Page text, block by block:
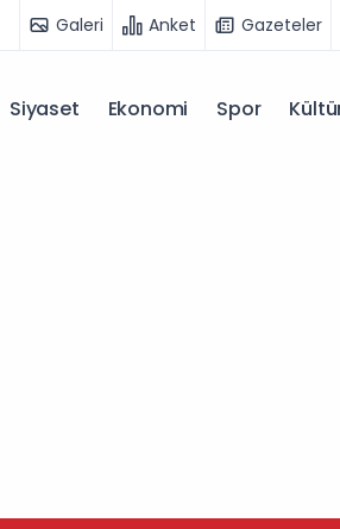
Galeri Anket Gazeteler
Siyaset Ekonomi Spor